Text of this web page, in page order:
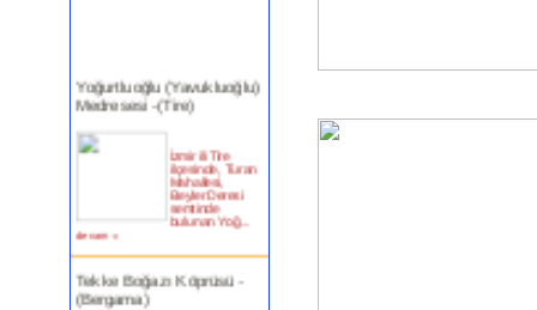
Yoğurtluoğlu (Yavukluoğlu)
Medresesi -(Tire)
İzmir ili Tire
ilçesinde, Turan
Mahallesi,
Beyler Deresi
semtinde
bulunan Yoğ...
devam »
Tekke Boğazı Köprüsü -
(Bergama)